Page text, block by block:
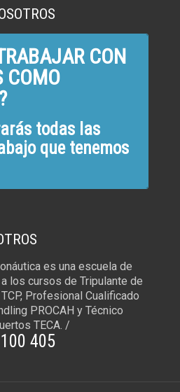
CON
COMO
todas las
que tenemos
es una escuela de
los cursos de Tripulante de
Profesional Cualificado
PROCAH y Técnico
TECA. /
405